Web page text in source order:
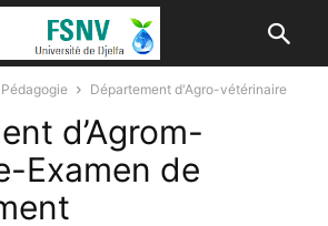
Département d'Agro-vétérinaire
d’Agrom-
Examen de